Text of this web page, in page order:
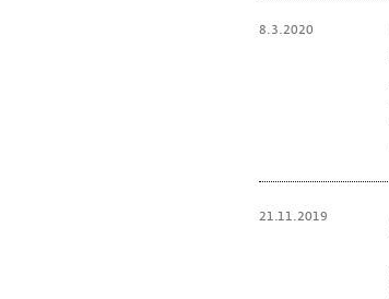
8.3.2020
21.11.2019